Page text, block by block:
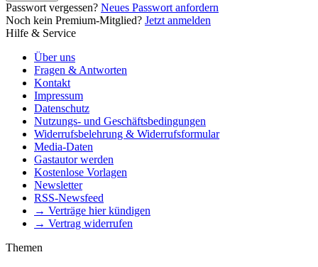
Passwort vergessen? Neues Passwort anfordern
Noch kein Premium-Mitglied? Jetzt anmelden
Hilfe & Service
Über uns
Fragen & Antworten
Kontakt
Impressum
Datenschutz
Nutzungs- und Geschäftsbedingungen
Widerrufsbelehrung & Widerrufsformular
Media-Daten
Gastautor werden
Kostenlose Vorlagen
Newsletter
RSS-Newsfeed
→ Verträge hier kündigen
→ Vertrag widerrufen
Themen